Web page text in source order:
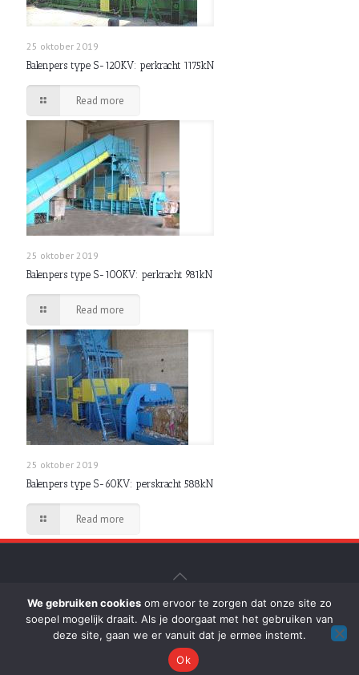
25 oktober 2019
Balenpers type S-120KV: perkracht 1175kN
Read more
25 oktober 2019
Balenpers type S-100KV: perkracht 981kN
Read more
25 oktober 2019
Balenpers type S-60KV: perskracht 588kN
Read more
© D. de Breuk b.v. Hydrauliek-Persen - Realisatie:
klantenfabriek.nl
We gebruiken cookies om ervoor te zorgen dat onze site zo
soepel mogelijk draait. Als je doorgaat met het gebruiken van
deze site, gaan we er vanuit dat je ermee instemt.
Ok